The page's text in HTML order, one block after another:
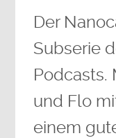
Der
Subserie
Podcasts.
und Flo
einem